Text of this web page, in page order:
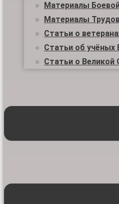
Материалы
Материалы
Статьи о
Статьи об
Статьи о Великой